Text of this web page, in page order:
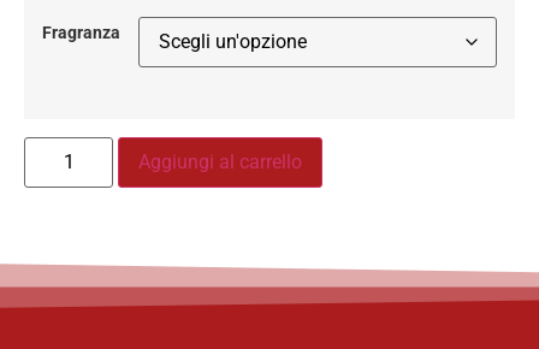
Fragranza
Aggiungi al carrello